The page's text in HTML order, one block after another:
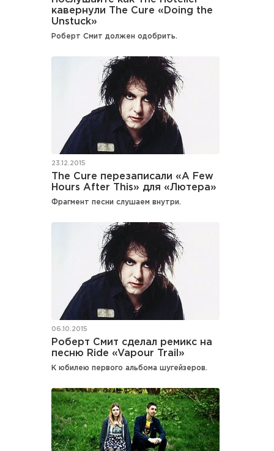
кавернули The Cure «Doing the
Unstuck»
Роберт Смит должен одобрить.
23.12.2015
The Cure перезаписали «A Few
Hours After This» для «Лютера»
Фрагмент песни слушаем внутри.
06.10.2015
Роберт Смит сделал ремикс на
песню Ride «Vapour Trail»
К юбилею первого альбома шугейзеров.